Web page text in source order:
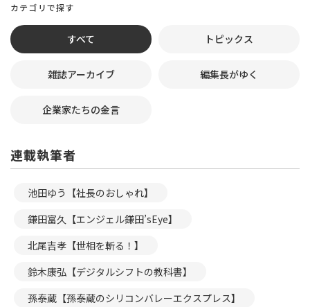
カテゴリで探す
すべて トピックス
雑誌アーカイブ 編集長がゆく
企業家たちの金言
連載執筆者
池田ゆう【社長のおしゃれ】
鎌田富久【エンジェル鎌田’sEye】
北尾吉孝【世相を斬る！】
鈴木康弘【デジタルシフトの教科書】
孫泰蔵【孫泰蔵のシリコンバレーエクスプレス】